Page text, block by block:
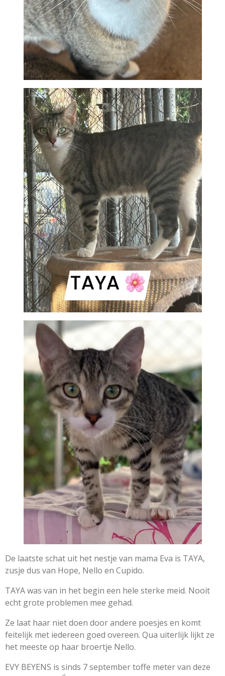
De laatste schat uit het nestje van mama Eva is TAYA,
zusje dus van Hope, Nello en Cupido.
TAYA was van in het begin een hele sterke meid. Nooit
echt grote problemen mee gehad.
Ze laat haar niet doen door andere poesjes en komt
feitelijk met iedereen goed overeen. Qua uiterlijk lijkt ze
het meeste op haar broertje Nello.
EVY BEYENS is sinds 7 september toffe meter van deze